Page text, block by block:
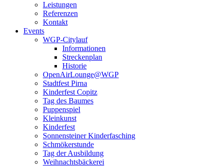
Leistungen
Referenzen
Kontakt
Events
WGP-Citylauf
Informationen
Streckenplan
Historie
OpenAirLounge@WGP
Stadtfest Pirna
Kinderfest Copitz
Tag des Baumes
Puppenspiel
Kleinkunst
Kinderfest
Sonnensteiner Kinderfasching
Schmökerstunde
Tag der Ausbildung
Weihnachtsbäckerei